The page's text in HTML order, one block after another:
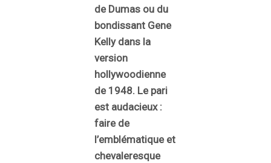
de Dumas ou du
bondissant Gene
Kelly dans la
version
hollywoodienne
de 1948. Le pari
est audacieux :
faire de
l’emblématique et
chevaleresque